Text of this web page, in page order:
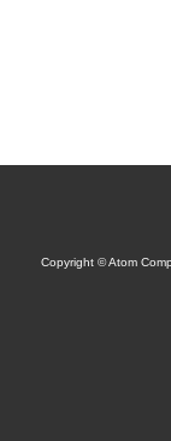
Copyright © Atom